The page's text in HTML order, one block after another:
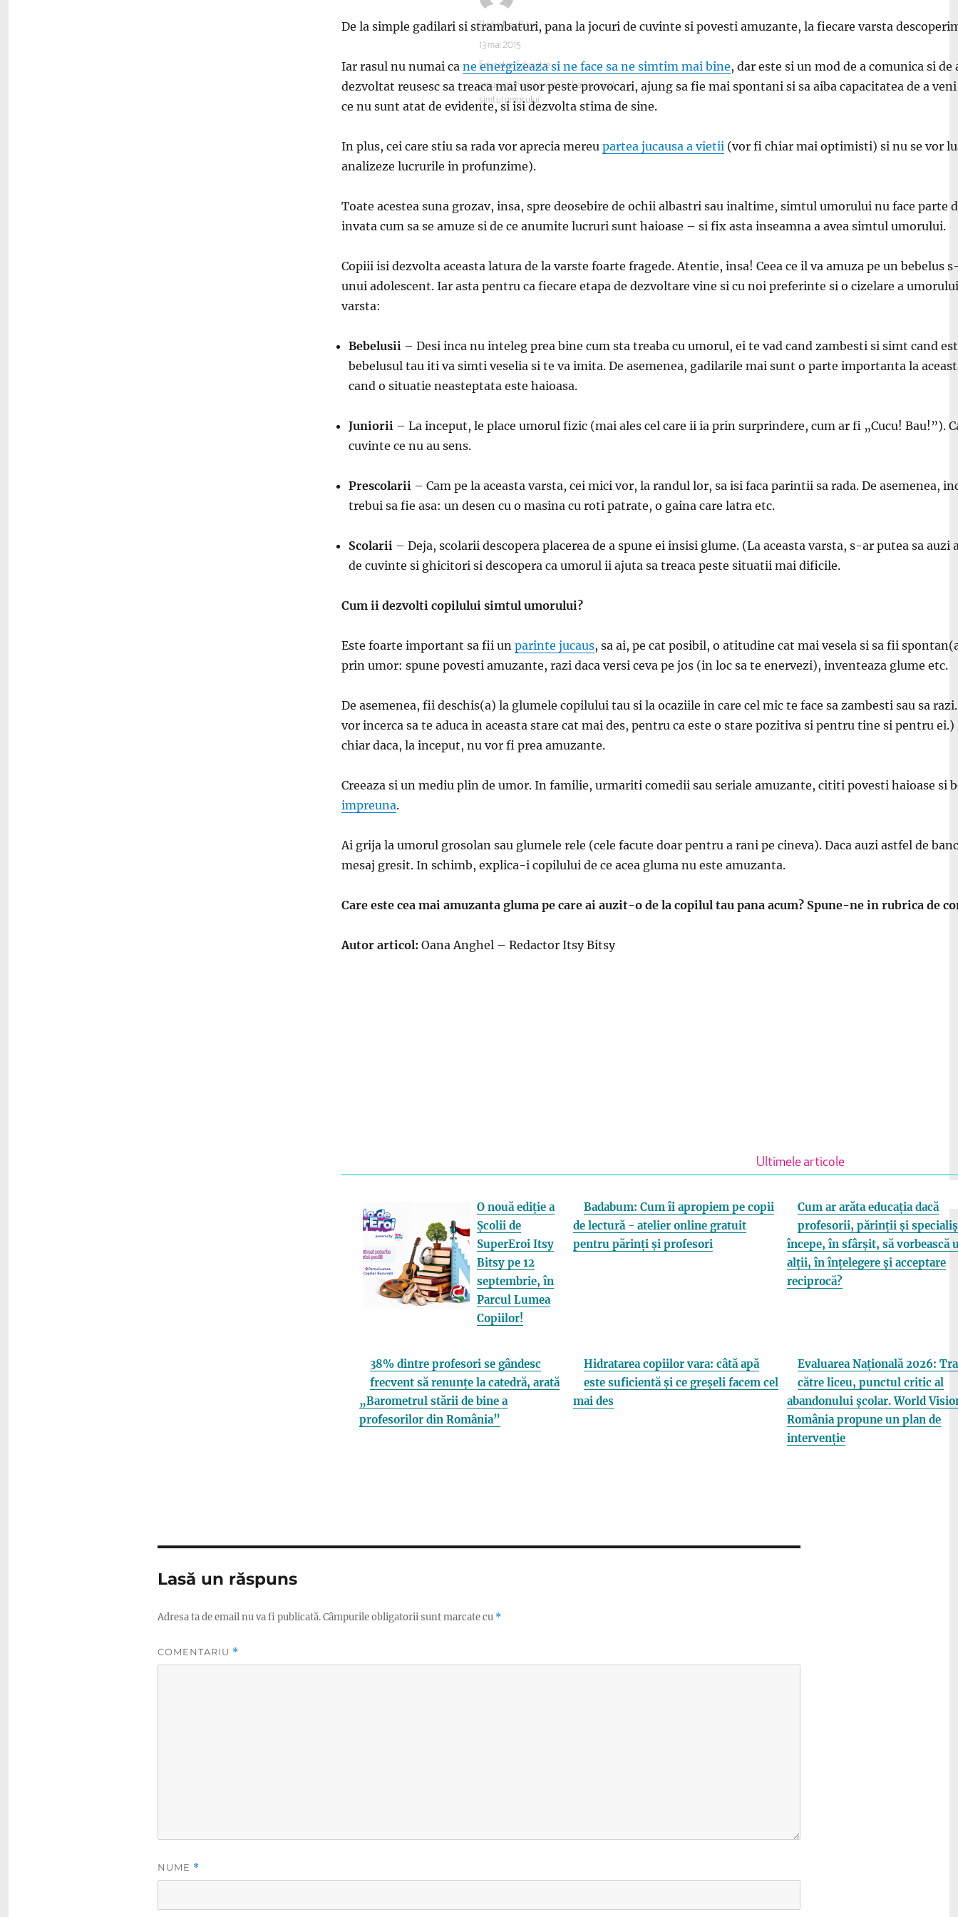
De la simple gadilari si strambaturi, pana la jocuri de cuvinte si povesti amuzante, la fiecare varsta
Iar rasul nu numai ca ne energizeaza si ne face sa ne simtim mai bine, dar este si un mod de a comunica si
dezvoltat reusesc sa treaca mai usor peste provocari, ajung sa fie mai spontani si sa aiba capacitatea de a
ce nu sunt atat de evidente, si isi dezvolta stima de sine.
In plus, cei care stiu sa rada vor aprecia mereu partea jucausa a vietii (vor fi chiar mai optimisti) si nu se vor
analizeze lucrurile in profunzime).
Toate acestea suna grozav, insa, spre deosebire de ochii albastri sau inaltime, simtul umorului nu face parte
invata cum sa se amuze si de ce anumite lucruri sunt haioase – si fix asta inseamna a avea simtul umorului.
Copiii isi dezvolta aceasta latura de la varste foarte fragede. Atentie, insa! Ceea ce il va amuza pe un bebelus
unui adolescent. Iar asta pentru ca fiecare etapa de dezvoltare vine si cu noi preferinte si o cizelare a
varsta:
Bebelusii – Desi inca nu inteleg prea bine cum sta treaba cu umorul, ei te vad cand zambesti si simt cand
bebelusul tau iti va simti veselia si te va imita. De asemenea, gadilarile mai sunt o parte importanta la
cand o situatie neasteptata este haioasa.
Juniorii – La inceput, le place umorul fizic (mai ales cel care ii ia prin surprindere, cum ar fi „Cucu! Bau!”).
cuvinte ce nu au sens.
Prescolarii – Cam pe la aceasta varsta, cei mici vor, la randul lor, sa isi faca parintii sa rada. De asemenea,
trebui sa fie asa: un desen cu o masina cu roti patrate, o gaina care latra etc.
Scolarii – Deja, scolarii descopera placerea de a spune ei insisi glume. (La aceasta varsta, s-ar putea sa
de cuvinte si ghicitori si descopera ca umorul ii ajuta sa treaca peste situatii mai dificile.
Cum ii dezvolti copilului simtul umorului?
Este foarte important sa fii un parinte jucaus, sa ai, pe cat posibil, o atitudine cat mai vesela si sa fii
prin umor: spune povesti amuzante, razi daca versi ceva pe jos (in loc sa te enervezi), inventeaza glume etc.
De asemenea, fii deschis(a) la glumele copilului tau si la ocaziile in care cel mic te face sa zambesti sau sa
vor incerca sa te aduca in aceasta stare cat mai des, pentru ca este o stare pozitiva si pentru tine si pentru
chiar daca, la inceput, nu vor fi prea amuzante.
Creeaza si un mediu plin de umor. In familie, urmariti comedii sau seriale amuzante, cititi povesti haioase si
impreuna.
Ai grija la umorul grosolan sau glumele rele (cele facute doar pentru a rani pe cineva). Daca auzi astfel de
mesaj gresit. In schimb, explica-i copilului de ce acea gluma nu este amuzanta.
Care este cea mai amuzanta gluma pe care ai auzit-o de la copilul tau pana acum? Spune-ne in rubrica de
Autor articol: Oana Anghel – Redactor Itsy Bitsy
Ultimele articole
O nouă ediție a
Școlii de
SuperEroi Itsy
Bitsy pe 12
septembrie, în
Parcul Lumea
Copiilor!
Badabum: Cum îi apropiem pe copii
de lectură - atelier online gratuit
pentru părinți și profesori
Cum ar arăta educația dacă
profesorii, părinții și
începe, în sfârșit, să vorbească
alții, în înțelegere și acceptare
reciprocă?
38% dintre profesori se gândesc
frecvent să renunțe la catedră, arată
„Barometrul stării de bine a
profesorilor din România”
Hidratarea copiilor vara: câtă apă
este suficientă și ce greșeli facem cel
mai des
Evaluarea Națională 2026:
către liceu, punctul critic al
abandonului școlar. World
România propune un plan de
intervenție
Autor
Radio Itsy Bitsy
Publicat
pe
13 mai 2015
Categorii
Educatie,Educatie
Etichete
amuzant,fiecare varsta,haios,rasul,
simtul umorului
Lasă un răspuns
Adresa ta de email nu va fi publicată.Câmpurile obligatorii sunt marcate cu *
COMENTARIU *
NUME *